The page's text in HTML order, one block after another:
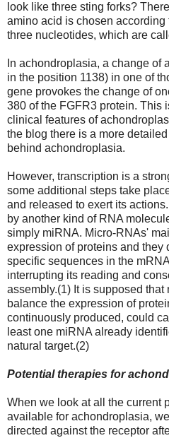
look like three sting forks?
amino acid is chosen according
three nucleotides, which are
In achondroplasia, a change of
in the position 1138) in one of
gene provokes the change of
380 of the FGFR3 protein. This
clinical features of
the blog there is a more
behind achondroplasia.
However, transcription is a
some additional steps take
and released to exert its
by another kind of RNA
simply miRNA. Micro-RNAs'
expression of proteins and they
specific sequences in the
interrupting its reading and
assembly.(1) It is supposed
balance the expression of
continuously produced, could
least one miRNA already
natural target.(2)
Potential therapies for
When we look at all the current
available for achondroplasia,
directed against the receptor